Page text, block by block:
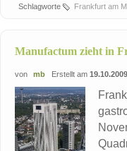
Schlagworte Frankfurt am
Manufactum zieht in
von mb Erstellt am 19.10.2009